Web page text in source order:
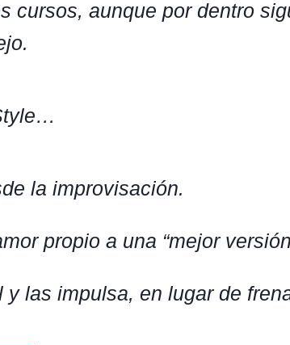
cursos, aunque por dentro
la improvisación.
propio a una “mejor
las impulsa, en lugar de